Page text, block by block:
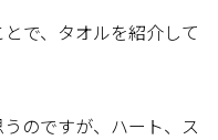
で、タオルを紹介して
のですが、ハート、ス